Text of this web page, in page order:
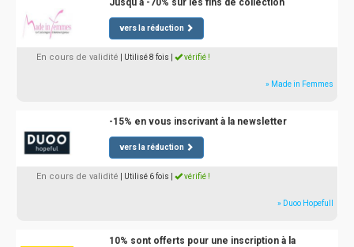
Jusqu'à -70% sur les fins de collection
vers la réduction
En cours de validité | Utilisé 8 fois vérifié !
» Made in Femmes
-15% en vous inscrivant à la newsletter
vers la réduction
En cours de validité | Utilisé 6 fois vérifié !
» Duoo Hopefull
10% sont offerts pour une inscription à la